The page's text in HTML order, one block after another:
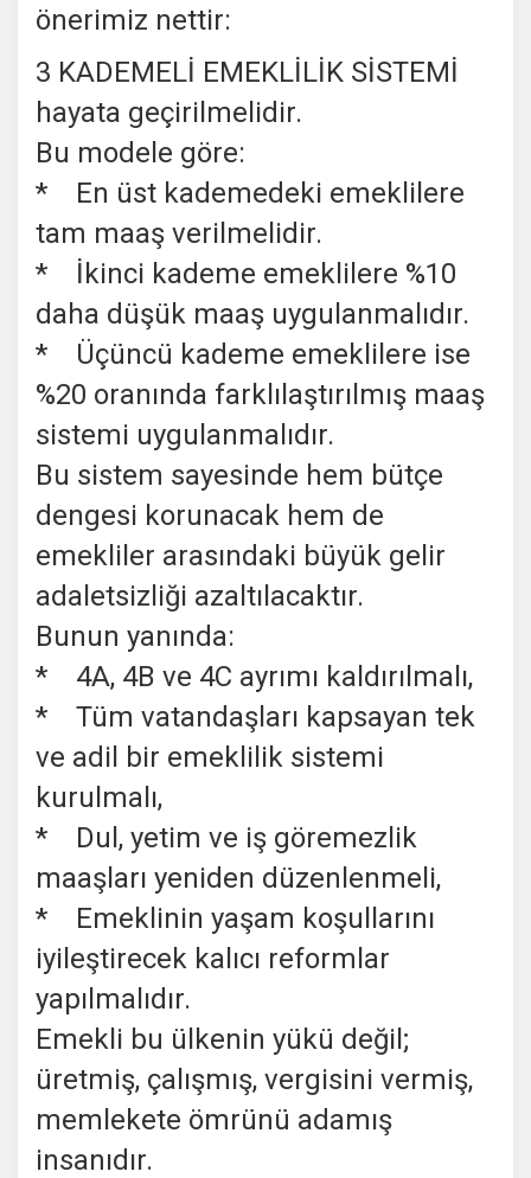
önerimiz nettir:
3 KADEMELİ EMEKLİLİK SİSTEMİ
hayata geçirilmelidir.
Bu modele göre:
* En üst kademedeki emeklilere
tam maaş verilmelidir.
* İkinci kademe emeklilere %10
daha düşük maaş uygulanmalıdır.
* Üçüncü kademe emeklilere ise
%20 oranında farklılaştırılmış maaş
sistemi uygulanmalıdır.
Bu sistem sayesinde hem bütçe
dengesi korunacak hem de
emekliler arasındaki büyük gelir
adaletsizliği azaltılacaktır.
Bunun yanında:
* 4A, 4B ve 4C ayrımı kaldırılmalı,
* Tüm vatandaşları kapsayan tek
ve adil bir emeklilik sistemi
kurulmalı,
* Dul, yetim ve iş göremezlik
maaşları yeniden düzenlenmeli,
* Emeklinin yaşam koşullarını
iyileştirecek kalıcı reformlar
yapılmalıdır.
Emekli bu ülkenin yükü değil;
üretmiş, çalışmış, vergisini vermiş,
memlekete ömrünü adamış
insanıdır.